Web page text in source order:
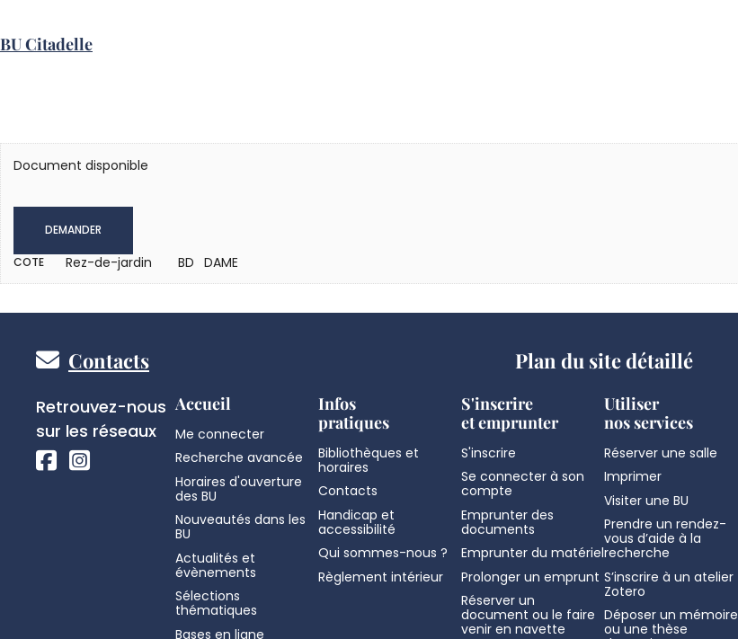
BU Citadelle
Document disponible
DEMANDER
COTE Rez-de-jardin BD DAME
Pied
de
page
Contacts
Réseaux
sociaux
Retrouvez-nous
sur les réseaux
Plan du site détaillé
Accueil
Me connecter
Recherche avancée
Horaires d'ouverture
des BU
Nouveautés dans les
BU
Actualités et
évènements
Sélections
thématiques
Bases en ligne
Infos
pratiques
Bibliothèques et
horaires
Contacts
Handicap et
accessibilité
Qui sommes-nous ?
Règlement intérieur
S'inscrire
et emprunter
S'inscrire
Se connecter à son
compte
Emprunter des
documents
Emprunter du matériel
Prolonger un emprunt
Réserver un
document ou le faire
venir en navette
Utiliser
nos services
Réserver une salle
Imprimer
Visiter une BU
Prendre un rendez-
vous d’aide à la
recherche
S’inscrire à un atelier
Zotero
Déposer un mémoire
ou une thèse